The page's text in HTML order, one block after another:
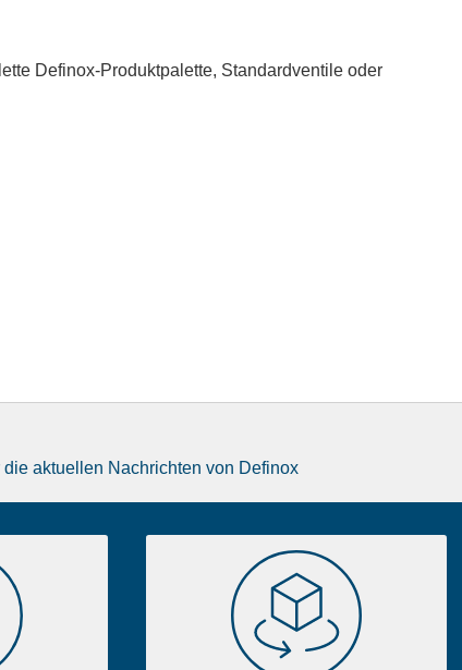
Definox-Produktpalette, Standardventile oder
die aktuellen Nachrichten von Definox
3D
2D
Portal